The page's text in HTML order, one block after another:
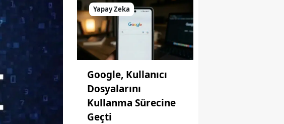
Yapay Zeka
Google, Kullanıcı
Dosyalarını
Kullanma Sürecine
Geçti